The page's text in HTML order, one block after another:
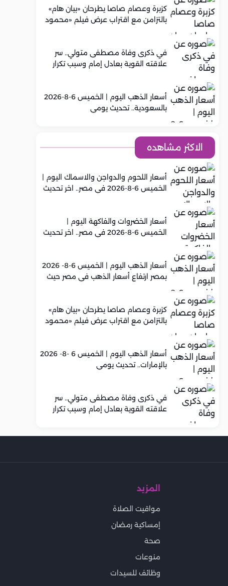
كزبرة وعصام صاصا يطرحان «بيان هام»
بالتزامن مع اقتراب عرض فيلم «محمود
في ذكرى وفاة مصطفى متولي.. سر
علاقته القوية بعادل إمام وسبب تكرار
أسعار الذهب اليوم | الخميس 6-8-2026
بالسعودية.. تحديث يومي
الاكثر مشاهده
أسعار اللحوم والدواجن والاسماك اليوم |
الخميس 6-8-2026 في مصر.. اخر تحديث
أسعار الخضروات والفاكهة اليوم |
الخميس 6-8-2026 في مصر.. اخر تحديث
أسعار الذهب اليوم | الخميس 6-8- 2026
بمصر ارتفاع أسعار الذهب في مصر حيث
كزبرة وعصام صاصا يطرحان «بيان هام»
بالتزامن مع اقتراب عرض فيلم «محمود
أسعار الذهب اليوم | الخميس 6 -8- 2026
بالإمارات.. تحديث يومي
في ذكرى وفاة مصطفى متولي.. سر
علاقته القوية بعادل إمام وسبب تكرار
المزيد
مواقيت الصلاة
إمساكية رمضان
صحة
منوعات
وظائف للسيدات